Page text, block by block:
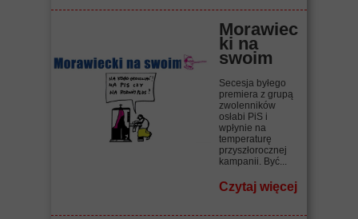
Morawiec
ki na
swoim
Secesja byłego
premiera z grupą
zwolenników
osłabi PiS i
wpłynie na
temperaturę
przyszłorocznej
kampanii. Być...
Czytaj więcej